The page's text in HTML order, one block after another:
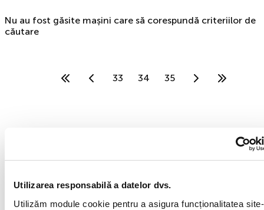
Utilizarea responsabilă a datelor dvs.
Utilizăm module cookie pentru a asigura funcționalitatea
Nu au fost găsite mașini care să corespundă criteriilor de
căutare
33 34 35
Eleving Group fondat în 2012. Specializarea
noastră este finanțarea automobilelor second